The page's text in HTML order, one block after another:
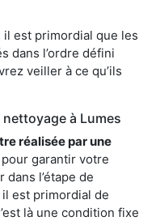
est primordial que les
dans l’ordre défini
veiller à ce qu’ils
à Lumes
réalisée par une
pour garantir votre
l’étape de
est primordial de
là une condition fixe